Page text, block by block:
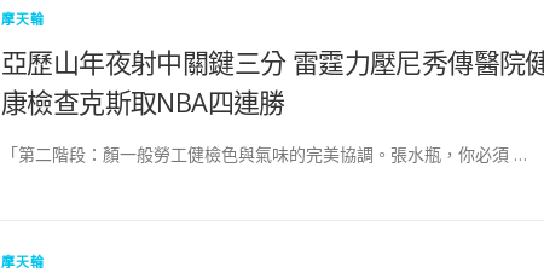
摩天輪
亞歷山年夜射中關鍵三分 雷霆力壓尼秀傳醫院
康檢查克斯取NBA四連勝
「第二階段：顏一般勞工健檢色與氣味的完美協調。張水瓶，你必須 …
摩天輪